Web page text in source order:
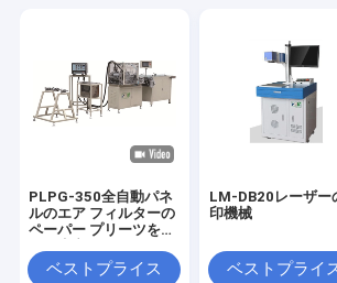
PLPG-350全自動パネ
ルのエア フィルターの
ペーパー プリーツをつ
ベストプライス
LM-DB20レーザー
印機械
ベストプライ